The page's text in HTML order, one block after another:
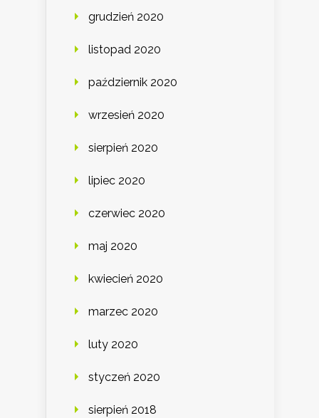
grudzień 2020
listopad 2020
październik 2020
wrzesień 2020
sierpień 2020
lipiec 2020
czerwiec 2020
maj 2020
kwiecień 2020
marzec 2020
luty 2020
styczeń 2020
sierpień 2018